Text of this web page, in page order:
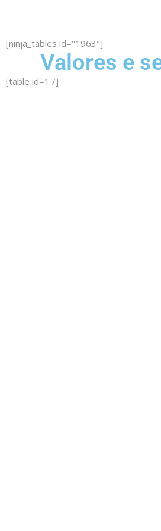
[ninja_tables id="1963"]
Valores e
[table id=1 /]